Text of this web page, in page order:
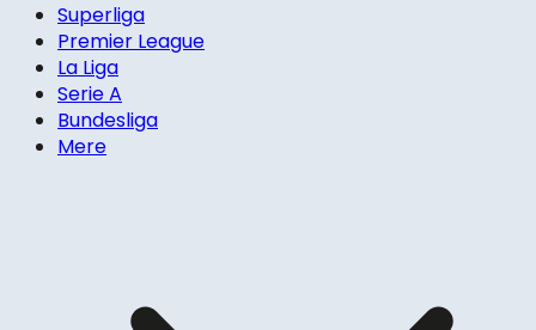
Superliga
Premier League
La Liga
Serie A
Bundesliga
Mere